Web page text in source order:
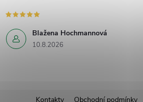
Blažena Hochmannová
10.8.2026
Kontakty Obchodní podmínky